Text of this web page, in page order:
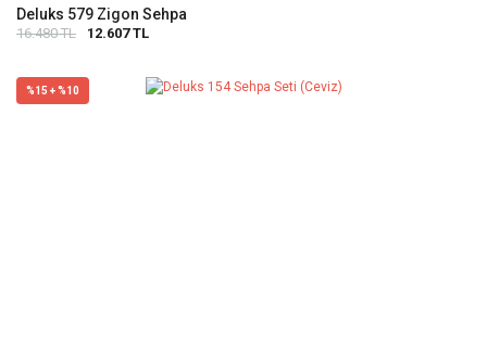
Deluks 579 Zigon Sehpa
16.480 TL 12.607 TL
%15 + %10